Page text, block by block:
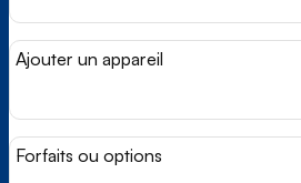
Ajouter un appareil
Forfaits ou options